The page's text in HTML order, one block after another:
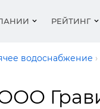
Котлы
РЕЙТИНГ
Работа
Котлы
Акции
водоснабжение